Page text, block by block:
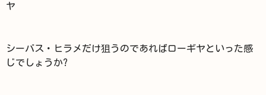
ヤ
シーバス・ヒラメだけ狙うのであればローギヤといった感
じでしょうか?